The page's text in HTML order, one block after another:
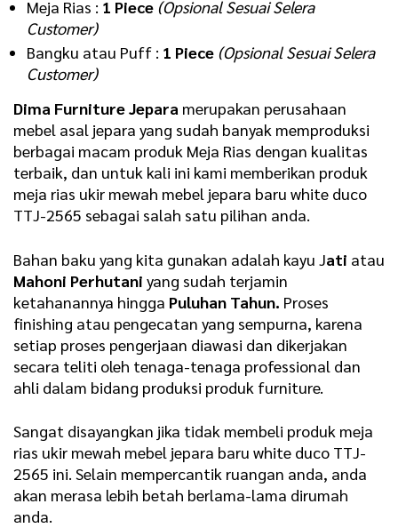
Meja Rias : 1 Piece (Opsional Sesuai Selera
Customer)
Bangku atau Puff : 1 Piece (Opsional Sesuai Selera
Customer)
Dima Furniture Jepara merupakan perusahaan
mebel asal jepara yang sudah banyak memproduksi
berbagai macam produk Meja Rias dengan kualitas
terbaik, dan untuk kali ini kami memberikan produk
meja rias ukir mewah mebel jepara baru white duco
TTJ-2565 sebagai salah satu pilihan anda.
Bahan baku yang kita gunakan adalah kayu Jati atau
Mahoni Perhutani yang sudah terjamin
ketahanannya hingga Puluhan Tahun. Proses
finishing atau pengecatan yang sempurna, karena
setiap proses pengerjaan diawasi dan dikerjakan
secara teliti oleh tenaga-tenaga professional dan
ahli dalam bidang produksi produk furniture.
Sangat disayangkan jika tidak membeli produk meja
rias ukir mewah mebel jepara baru white duco TTJ-
2565 ini. Selain mempercantik ruangan anda, anda
akan merasa lebih betah berlama-lama dirumah
anda.